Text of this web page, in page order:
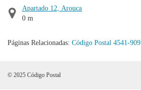
Apartado 12, Arouca
0 m
Páginas Relacionadas: Código Postal 4541-909
© 2025 Código Postal